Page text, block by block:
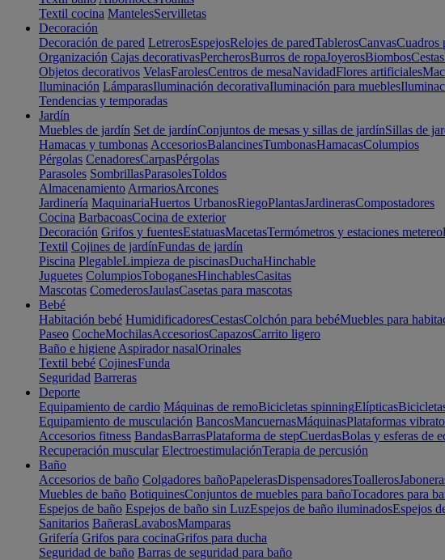
Textil cocina MantelesServilletas
Decoración
Decoración de pared LetrerosEspejosRelojes de paredTablerosCanvasCuadros
Organización Cajas decorativasPercherosBurros de ropaJoyerosBiombosCestas
Objetos decorativos VelasFarolesCentros de mesaNavidadFlores artificiales
Iluminación LámparasIluminación decorativaIluminación para muebles
Tendencias y temporadas
Jardín
Muebles de jardín Set de jardínConjuntos de mesas y sillas de jardínSillas de
Hamacas y tumbonas AccesoriosBalancinesTumbonasHamacasColumpios
Pérgolas CenadoresCarpasPérgolas
Parasoles SombrillasParasolesToldos
Almacenamiento ArmariosArcones
Jardinería MaquinariaHuertos UrbanosRiegoPlantasJardinerasCompostadores
Cocina BarbacoasCocina de exterior
Decoración Grifos y fuentesEstatuasMacetasTermómetros y estaciones
Textil Cojines de jardínFundas de jardín
Piscina PlegableLimpieza de piscinasDuchaHinchable
Juguetes ColumpiosToboganesHinchablesCasitas
Mascotas ComederosJaulasCasetas para mascotas
Bebé
Habitación bebé HumidificadoresCestasColchón para bebéMuebles para
Paseo CocheMochilasAccesoriosCapazosCarrito ligero
Baño e higiene Aspirador nasalOrinales
Textil bebé CojinesFunda
Seguridad Barreras
Deporte
Equipamiento de cardio Máquinas de remoBicicletas spinningElípticas
Equipamiento de musculación BancosMancuernasMáquinasPlataformas
Accesorios fitness BandasBarrasPlataforma de stepCuerdasBolas y esferas de
Recuperación muscular ElectroestimulaciónTerapia de percusión
Baño
Accesorios de baño Colgadores bañoPapelerasDispensadoresToalleros
Muebles de baño BotiquinesConjuntos de muebles para bañoTocadores para
Espejos de baño Espejos de baño sin LuzEspejos de baño iluminadosEspejos
Sanitarios BañerasLavabosMamparas
Grifería Grifos para cocinaGrifos para ducha
Seguridad de baño Barras de seguridad para baño